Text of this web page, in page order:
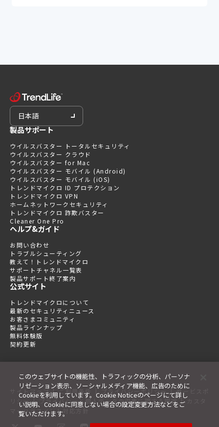
日本語
製品サポート
ウイルスバスター トータルセキュリティ
ウイルスバスター クラウド
ウイルスバスター for Mac
ウイルスバスター モバイル (Android)
ウイルスバスター モバイル (iOS)
トレンドマイクロ ID プロテクション
トレンドマイクロ VPN
ホームネットワークセキュリティ
トレンドマイクロ 詐欺バスター
Cleaner One Pro
ヘルプ&ガイド
お問い合わせ
トラブルシューティング
教えて！トレンドマイクロ
サポートチャネル一覧表
製品サポート終了案内
公式サイト
トレンドマイクロについて
最新のセキュリティニュース
お客さまコミュニティ
製品ラインナップ
無料体験版
契約更新
サイトマップ | ご利用条件 プライバシーポリシー | サービスポ
リシー | プライバシーと個人データの収集に関する規定 |
マーハラスメント対応方針
このウェブサイトの機能性、トラフィックの分析、パーソナ
リゼーション表示、ソーシャルメディア機能、広告のために
Cookieを利用しています。Cookie Noticeのページにて詳し
い説明、Cookieに同意しない場合の設定変更方法などをご
覧いただけます。